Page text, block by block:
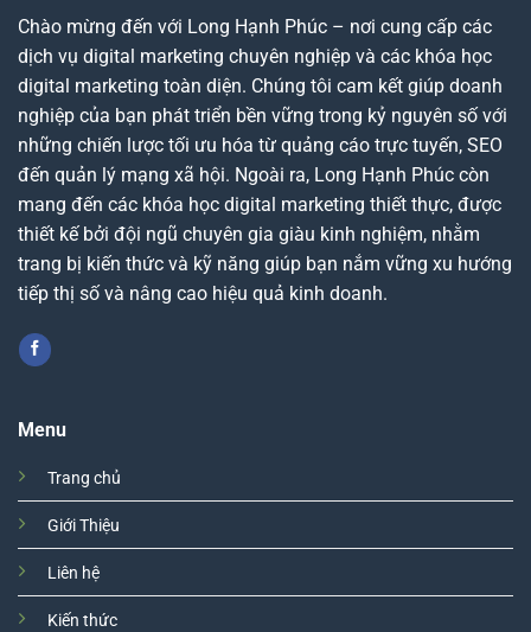
Chào mừng đến với Long Hạnh Phúc – nơi cung cấp các
dịch vụ digital marketing chuyên nghiệp và các khóa học
digital marketing toàn diện. Chúng tôi cam kết giúp doanh
nghiệp của bạn phát triển bền vững trong kỷ nguyên số với
những chiến lược tối ưu hóa từ quảng cáo trực tuyến, SEO
đến quản lý mạng xã hội. Ngoài ra, Long Hạnh Phúc còn
mang đến các khóa học digital marketing thiết thực, được
thiết kế bởi đội ngũ chuyên gia giàu kinh nghiệm, nhằm
trang bị kiến thức và kỹ năng giúp bạn nắm vững xu hướng
tiếp thị số và nâng cao hiệu quả kinh doanh.
Menu
Trang chủ
Giới Thiệu
Liên hệ
Kiến thức